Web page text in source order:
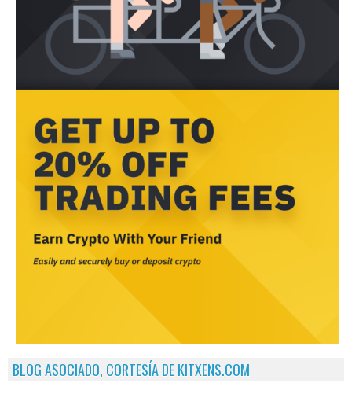
BLOG ASOCIADO, CORTESÍA DE KITXENS.COM